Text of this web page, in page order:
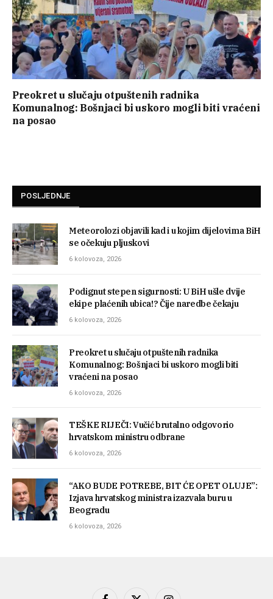
Preokret u slučaju otpuštenih radnika
Komunalnog: Bošnjaci bi uskoro mogli biti vraćeni
na posao
POSLJEDNJE
Meteorolozi objavili kad i u kojim dijelovima BiH
se očekuju pljuskovi
6 kolovoza, 2026
Podignut stepen sigurnosti: U BiH ušle dvije
ekipe plaćenih ubica!? Čije naredbe čekaju
6 kolovoza, 2026
Preokret u slučaju otpuštenih radnika
Komunalnog: Bošnjaci bi uskoro mogli biti
vraćeni na posao
6 kolovoza, 2026
TEŠKE RIJEČI: Vučić brutalno odgovorio
hrvatskom ministru odbrane
6 kolovoza, 2026
“AKO BUDE POTREBE, BIT ĆE OPET OLUJE”:
Izjava hrvatskog ministra izazvala buru u
Beogradu
6 kolovoza, 2026